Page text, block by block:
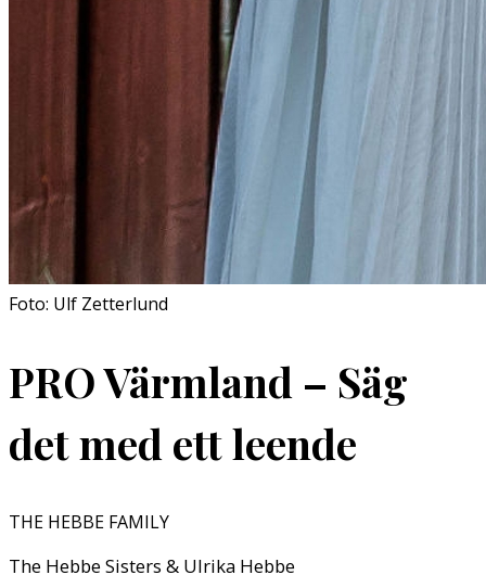
Foto: Ulf Zetterlund
PRO Värmland – Säg
det med ett leende
THE HEBBE FAMILY
The Hebbe Sisters & Ulrika Hebbe